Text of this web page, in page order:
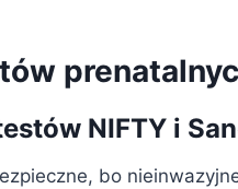
NIFTY i
bo